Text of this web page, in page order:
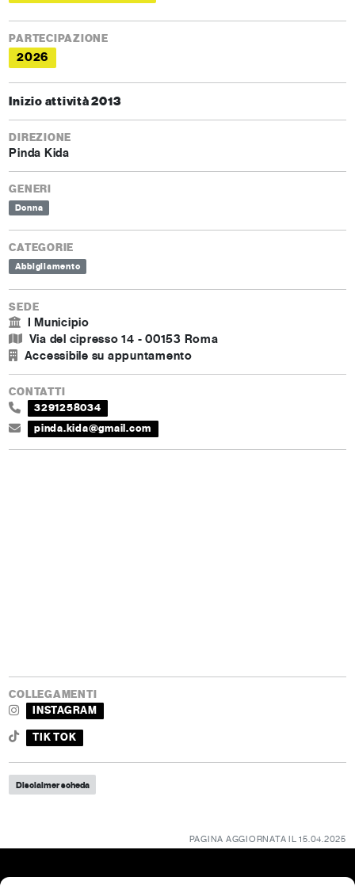
PARTECIPAZIONE
2026
Inizio attività 2013
DIREZIONE
Pinda Kida
GENERI
Donna
CATEGORIE
Abbigliamento
SEDE
I Municipio
Via del cipresso 14 - 00153 Roma
Accessibile su appuntamento
CONTATTI
3291258034
pinda.kida@gmail.com
COLLEGAMENTI
INSTAGRAM
TIK TOK
Disclaimer scheda
PAGINA AGGIORNATA IL 15.04.2025